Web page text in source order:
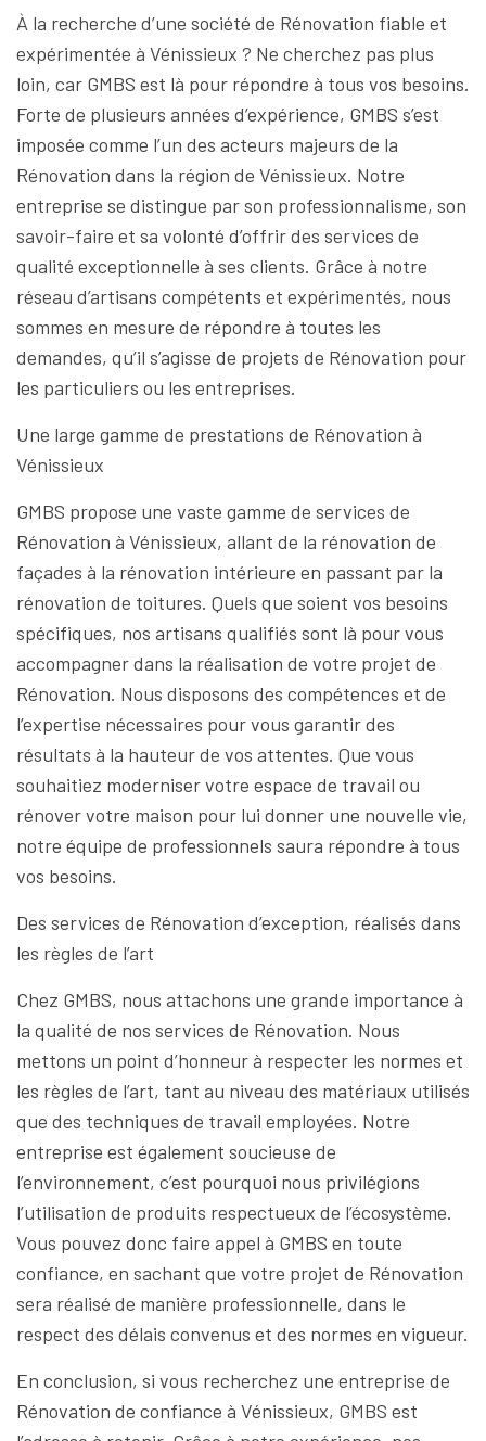
À la recherche d’une société de Rénovation fiable et
expérimentée à Vénissieux ? Ne cherchez pas plus
loin, car GMBS est là pour répondre à tous vos besoins.
Forte de plusieurs années d’expérience, GMBS s’est
imposée comme l’un des acteurs majeurs de la
Rénovation dans la région de Vénissieux. Notre
entreprise se distingue par son professionnalisme, son
savoir-faire et sa volonté d’offrir des services de
qualité exceptionnelle à ses clients. Grâce à notre
réseau d’artisans compétents et expérimentés, nous
sommes en mesure de répondre à toutes les
demandes, qu’il s’agisse de projets de Rénovation pour
les particuliers ou les entreprises.
Une large gamme de prestations de Rénovation à
Vénissieux
GMBS propose une vaste gamme de services de
Rénovation à Vénissieux, allant de la rénovation de
façades à la rénovation intérieure en passant par la
rénovation de toitures. Quels que soient vos besoins
spécifiques, nos artisans qualifiés sont là pour vous
accompagner dans la réalisation de votre projet de
Rénovation. Nous disposons des compétences et de
l’expertise nécessaires pour vous garantir des
résultats à la hauteur de vos attentes. Que vous
souhaitiez moderniser votre espace de travail ou
rénover votre maison pour lui donner une nouvelle vie,
notre équipe de professionnels saura répondre à tous
vos besoins.
Des services de Rénovation d’exception, réalisés dans
les règles de l’art
Chez GMBS, nous attachons une grande importance à
la qualité de nos services de Rénovation. Nous
mettons un point d’honneur à respecter les normes et
les règles de l’art, tant au niveau des matériaux utilisés
que des techniques de travail employées. Notre
entreprise est également soucieuse de
l’environnement, c’est pourquoi nous privilégions
l’utilisation de produits respectueux de l’écosystème.
Vous pouvez donc faire appel à GMBS en toute
confiance, en sachant que votre projet de Rénovation
sera réalisé de manière professionnelle, dans le
respect des délais convenus et des normes en vigueur.
En conclusion, si vous recherchez une entreprise de
Rénovation de confiance à Vénissieux, GMBS est